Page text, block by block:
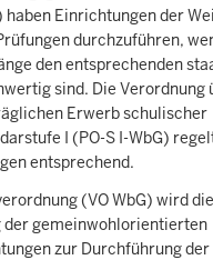
haben Einrichtungen der
durchzuführen,
den entsprechenden
sind. Die Verordnung
Erwerb schulischer
I (PO-S I-WbG)
entsprechend.
(VO WbG) wird die
der gemeinwohlorientierten
zur Durchführung der